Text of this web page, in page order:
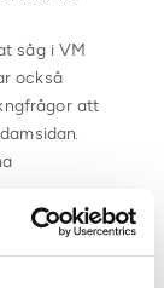
såg i VM
också
att